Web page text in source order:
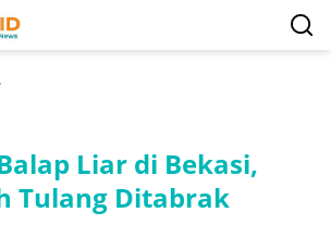
Liar di Bekasi,
Tulang Ditabrak